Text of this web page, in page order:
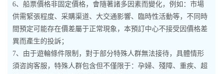
6、船票價格非固定價格，會隨著諸多因素而變化，例如：市場
供需緊張程度、采購渠道、大交通影響、臨時性活動等，不同時
間預定可能存在價差屬于正常現象，本預訂中心不接受因價格差
異而產生的投訴；
7、由于遊輪條件限制，對于部分特殊人群無法接待，具體情形
須咨詢客服，特殊人群包含但不僅限于：孕婦、殘障、重疾、超